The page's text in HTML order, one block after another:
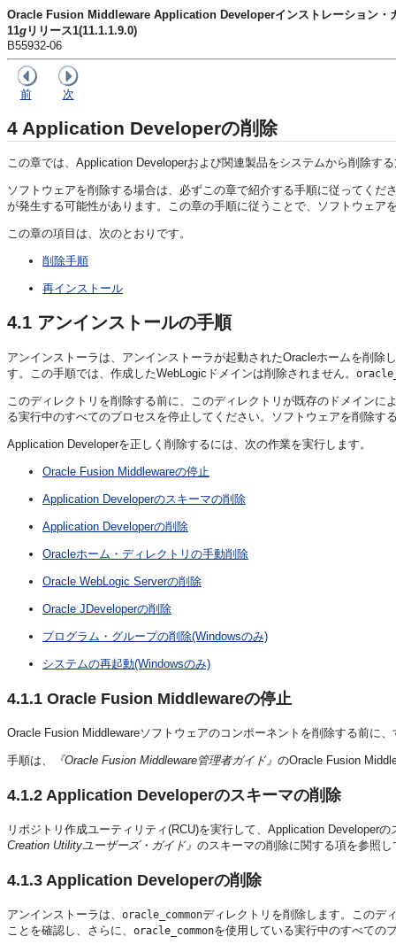
Oracle Fusion Middleware Application Developerインストレーション・
11g リリース1(11.1.1.9.0)
B55932-06
前 次
4 Application Developerの削除
この章では、 Application Developerおよび関連製品をシステムから削除す
ソフトウェアを削除する場合は、必ずこの章で紹介する手順に従ってく
が発生する可能性があります。この章の手順に従うことで、ソフトウェア
この章の項目は、次のとおりです。
削除手順
再インストール
4.1 アンインストールの手順
アンインストーラは、アンインストーラが起動されたOracleホームを削除
す。この手順では、作成したWebLogicドメインは削除されません。
このディレクトリを削除する前に、このディレクトリが既存のドメインに
る実行中のすべてのプロセスを停止してください。ソフトウェアを削除す
Application Developerを正しく削除するには、次の作業を実行します。
Oracle Fusion Middlewareの停止
Application Developerのスキーマの削除
Application Developerの削除
Oracleホーム・ディレクトリの手動削除
Oracle WebLogic Serverの削除
Oracle JDeveloperの削除
プログラム・グループの削除(Windowsのみ)
システムの再起動(Windowsのみ)
4.1.1 Oracle Fusion Middlewareの停止
Oracle Fusion Middlewareソフトウェアのコンポーネントを削除する前に
手順は、 『Oracle Fusion Middleware管理者ガイド』 のOracle Fusion
4.1.2 Application Developerのスキーマの削除
リポジトリ作成ユーティリティ(RCU)を実行して、 Application Developerの
Creation Utilityユーザーズ・ガイド』 のスキーマの削除に関する項を参照し
4.1.3 Application Developerの削除
アンインストーラは、 oracle_commonディレクトリを削除します。このデ
ことを確認し、さらに、 oracle_commonを使用している実行中のすべての